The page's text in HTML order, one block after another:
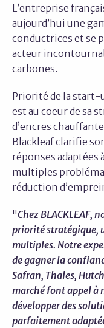
L’entreprise
aujourd’hui une
conductrices et se
acteur
carbones.
Priorité de la
est au coeur de sa
d’encres
Blackleaf clarifie
réponses adaptées
multiples
réduction
"Chez BLACKLEAF,
priorité stratégique,
multiples. Notre
de gagner la
Safran, Thales,
marché font appel à
développer des
parfaitement